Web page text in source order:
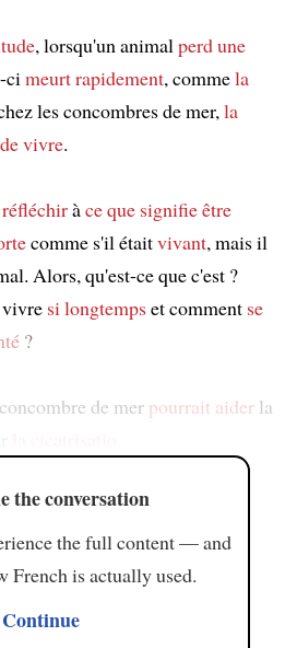
, lorsqu'un animalperdune
cimeurtrapidement, commela
les concombres de mer,la
de vivre.
àce que signifie être
comme s'il étaitvivant, mais il
Alors, qu'est-ce que c'est ?
si longtempset comment se
?
de mer pourrait aiderla
the conversation
the full content — and
French is actually used.
Continue